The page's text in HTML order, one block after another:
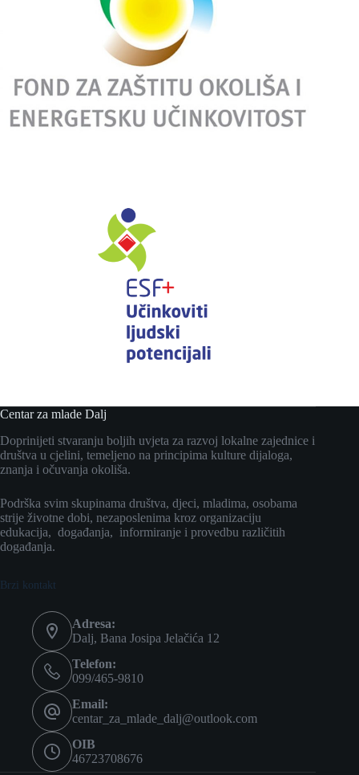
Centar za mlade Dalj
Doprinijeti stvaranju boljih uvjeta za razvoj lokalne zajednice i
društva u cjelini, temeljeno na principima kulture dijaloga,
znanja i očuvanja okoliša.
Podrška svim skupinama društva, djeci, mladima, osobama
strije životne dobi, nezaposlenima kroz organizaciju
edukacija, događanja, informiranje i provedbu različitih
događanja.
Brzi kontakt
Adresa:
Dalj, Bana Josipa Jelačića 12
Telefon:
099/465-9810
Email:
centar_za_mlade_dalj@outlook.com
OIB
46723708676